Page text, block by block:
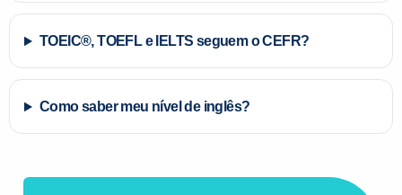
TOEIC®, TOEFL e IELTS seguem o CEFR?
Como saber meu nível de inglês?